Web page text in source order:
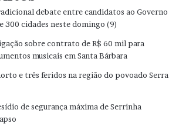
debate entre candidatos ao Governo
300 cidades neste domingo (9)
sobre contrato de R$ 60 mil para
musicais em Santa Bárbara
e três feridos na região do povoado Serra
de segurança máxima de Serrinha